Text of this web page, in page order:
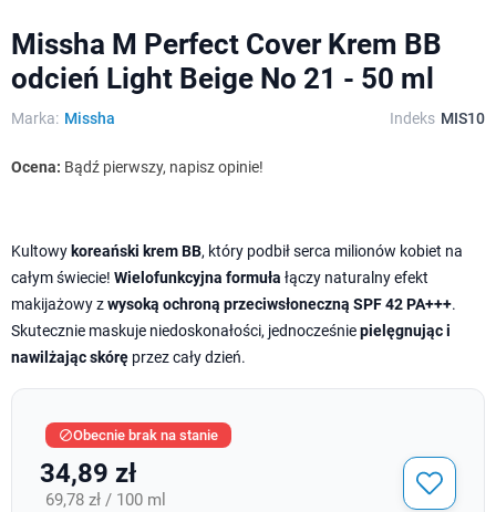
Missha M Perfect Cover Krem BB
odcień Light Beige No 21 - 50 ml
Marka: Missha Indeks MIS10
Ocena: Bądź pierwszy, napisz opinie!
Kultowy koreański krem BB, który podbił serca milionów kobiet na
całym świecie! Wielofunkcyjna formuła łączy naturalny efekt
makijażowy zwysoką ochroną przeciwsłoneczną SPF 42 PA+++.
Skutecznie maskuje niedoskonałości, jednocześniepielęgnując i
nawilżając skórę przez cały dzień.
Obecnie brak na stanie
34,89 zł
69,78 zł / 100 ml